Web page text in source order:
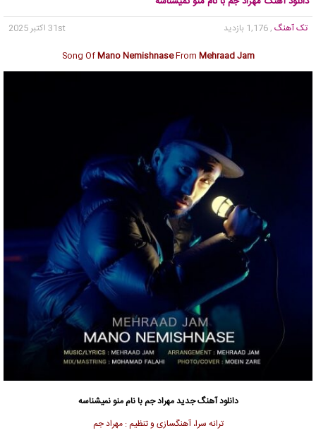
تک آهنگ , 1,176 بازدید
31st اکتبر 2025
Song OfMano NemishnaseFrom Mehraad Jam
دانلود آهنگ جدیدمهراد جمبا نام منو نمیشناسه
ترانه سرا، آهنگسازی و تنظیم : مهراد جم